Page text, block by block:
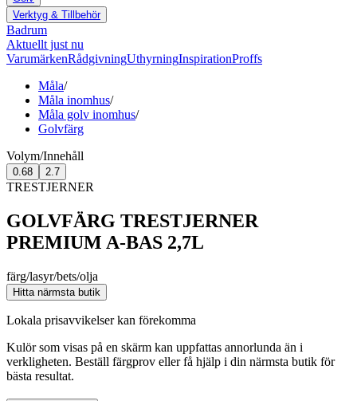
Verktyg & Tillbehör
Badrum
Aktuellt just nu
VarumärkenRådgivningUthyrningInspirationProffs
Måla/
Måla inomhus/
Måla golv inomhus/
Golvfärg
Volym/Innehåll
0.68 2.7
TRESTJERNER
GOLVFÄRG TRESTJERNER
PREMIUM A-BAS 2,7L
färg/lasyr/bets/olja
Hitta närmsta butik
Lokala prisavvikelser kan förekomma
Kulör som visas på en skärm kan uppfattas annorlunda än i
verkligheten. Beställ färgprov eller få hjälp i din närmsta butik för
bästa resultat.